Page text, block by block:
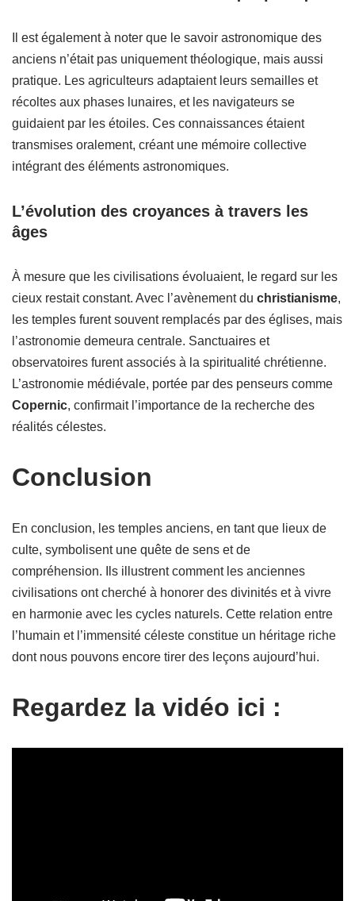
Il est également à noter que le savoir astronomique des
anciens n’était pas uniquement théologique, mais aussi
pratique. Les agriculteurs adaptaient leurs semailles et
récoltes aux phases lunaires, et les navigateurs se
guidaient par les étoiles. Ces connaissances étaient
transmises oralement, créant une mémoire collective
intégrant des éléments astronomiques.
L’évolution des croyances à travers les
âges
À mesure que les civilisations évoluaient, le regard sur les
cieux restait constant. Avec l’avènement du christianisme,
les temples furent souvent remplacés par des églises, mais
l’astronomie demeura centrale. Sanctuaires et
observatoires furent associés à la spiritualité chrétienne.
L’astronomie médiévale, portée par des penseurs comme
Copernic, confirmait l’importance de la recherche des
réalités célestes.
Conclusion
En conclusion, les temples anciens, en tant que lieux de
culte, symbolisent une quête de sens et de
compréhension. Ils illustrent comment les anciennes
civilisations ont cherché à honorer des divinités et à vivre
en harmonie avec les cycles naturels. Cette relation entre
l’humain et l’immensité céleste constitue un héritage riche
dont nous pouvons encore tirer des leçons aujourd’hui.
Regardez la vidéo ici :